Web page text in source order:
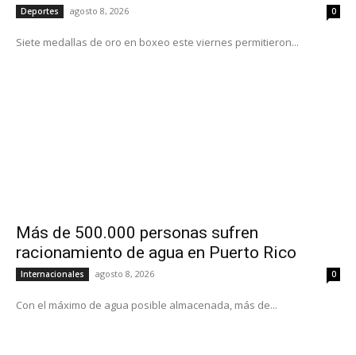
Deportes agosto 8, 2026 0
Siete medallas de oro en boxeo este viernes permitieron...
Más de 500.000 personas sufren
racionamiento de agua en Puerto Rico
Internacionales agosto 8, 2026 0
Con el máximo de agua posible almacenada, más de...